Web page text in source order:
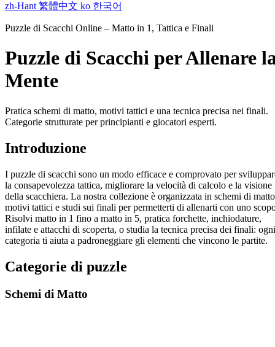
zh-Hant 繁體中文 ko 한국어
Puzzle di Scacchi Online – Matto in 1, Tattica e Finali
Puzzle di Scacchi per Allenare
Mente
Pratica schemi di matto, motivi tattici e una tecnica precisa nei finali.
Categorie strutturate per principianti e giocatori esperti.
Introduzione
I puzzle di scacchi sono un modo efficace e comprovato per
la consapevolezza tattica, migliorare la velocità di calcolo e la visione
della scacchiera. La nostra collezione è organizzata in schemi di
motivi tattici e studi sui finali per permetterti di allenarti con uno
Risolvi matto in 1 fino a matto in 5, pratica forchette, inchiodature,
infilate e attacchi di scoperta, o studia la tecnica precisa dei finali: ogni
categoria ti aiuta a padroneggiare gli elementi che vincono le partite.
Categorie di puzzle
Schemi di Matto